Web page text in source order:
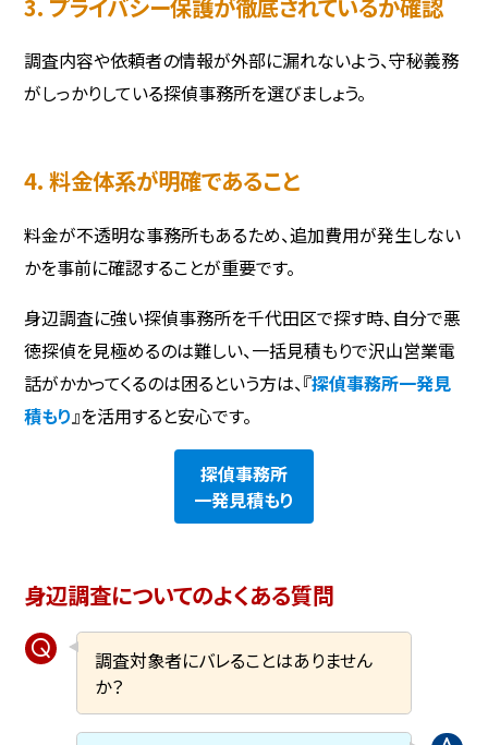
3. プライバシー保護が徹底されているか確認
調査内容や依頼者の情報が外部に漏れないよう、守秘義務
がしっかりしている探偵事務所を選びましょう。
4. 料金体系が明確であること
料金が不透明な事務所もあるため、追加費用が発生しない
かを事前に確認することが重要です。
身辺調査に強い探偵事務所を千代田区で探す時、自分で悪
徳探偵を見極めるのは難しい、一括見積もりで沢山営業電
話がかかってくるのは困るという方は、『探偵事務所一発見
積もり 』を活用すると安心です。
探偵事務所
一発見積もり
身辺調査についてのよくある質問
調査対象者にバレることはありません
か？